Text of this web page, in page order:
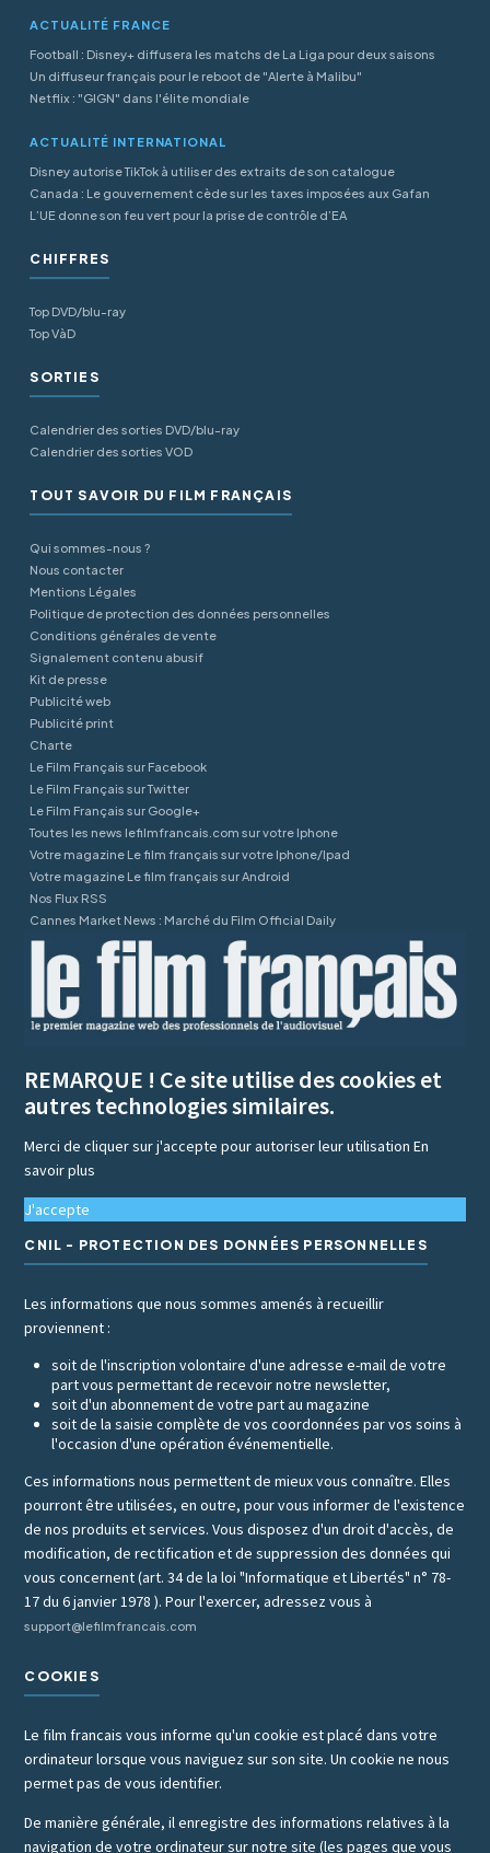
ACTUALITÉ FRANCE
Football : Disney+ diffusera les matchs de La Liga pour deux saisons
Un diffuseur français pour le reboot de "Alerte à Malibu"
Netflix : "GIGN" dans l'élite mondiale
ACTUALITÉ INTERNATIONAL
Disney autorise TikTok à utiliser des extraits de son catalogue
Canada : Le gouvernement cède sur les taxes imposées aux Gafan
L’UE donne son feu vert pour la prise de contrôle d’EA
CHIFFRES
Top DVD/blu-ray
Top VàD
SORTIES
Calendrier des sorties DVD/blu-ray
Calendrier des sorties VOD
TOUT SAVOIR DU FILM FRANÇAIS
Qui sommes-nous ?
Nous contacter
Mentions Légales
Politique de protection des données personnelles
Conditions générales de vente
Signalement contenu abusif
Kit de presse
Publicité web
Publicité print
Charte
Le Film Français sur Facebook
Le Film Français sur Twitter
Le Film Français sur Google+
Toutes les news lefilmfrancais.com sur votre Iphone
Votre magazine Le film français sur votre Iphone/Ipad
Votre magazine Le film français sur Android
Nos Flux RSS
Cannes Market News : Marché du Film Official Daily
REMARQUE ! Ce site utilise des cookies et
autres technologies similaires.
Merci de cliquer sur j'accepte pour autoriser leur utilisationEn
savoir plus
J'accepte
CNIL - PROTECTION DES DONNÉES PERSONNELLES
Les informations que nous sommes amenés à recueillir
proviennent :
soit de l'inscription volontaire d'une adresse e-mail de votre
part vous permettant de recevoir notre newsletter,
soit d'un abonnement de votre part au magazine
soit de la saisie complète de vos coordonnées par vos soins à
l'occasion d'une opération événementielle.
Ces informations nous permettent de mieux vous connaître. Elles
pourront être utilisées, en outre, pour vous informer de l'existence
de nos produits et services. Vous disposez d'un droit d'accès, de
modification, de rectification et de suppression des données qui
vous concernent (art. 34 de la loi "Informatique et Libertés" n° 78-
17 du 6 janvier 1978 ). Pour l'exercer, adressez vous à
support@lefilmfrancais.com
COOKIES
Le film francais vous informe qu'un cookie est placé dans votre
ordinateur lorsque vous naviguez sur son site. Un cookie ne nous
permet pas de vous identifier.
De manière générale, il enregistre des informations relatives à la
navigation de votre ordinateur sur notre site (les pages que vous